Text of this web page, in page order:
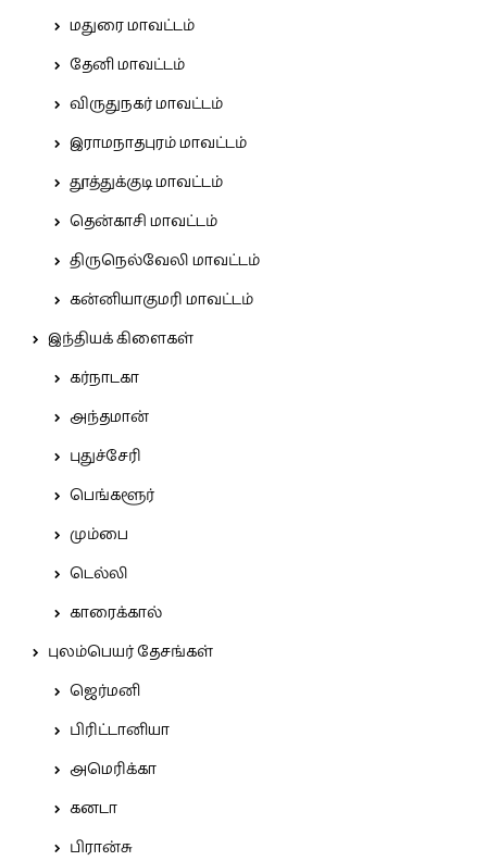
மதுரை மாவட்டம்
தேனி மாவட்டம்
விருதுநகர் மாவட்டம்
இராமநாதபுரம் மாவட்டம்
தூத்துக்குடி மாவட்டம்
தென்காசி மாவட்டம்
திருநெல்வேலி மாவட்டம்
கன்னியாகுமரி மாவட்டம்
இந்தியக் கிளைகள்
கர்நாடகா
அந்தமான்
புதுச்சேரி
பெங்களூர்
மும்பை
டெல்லி
காரைக்கால்
புலம்பெயர் தேசங்கள்
ஜெர்மனி
பிரிட்டானியா
அமெரிக்கா
கனடா
பிரான்சு